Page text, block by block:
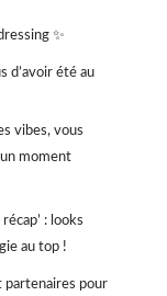
✨
d’avoir été au
vibes, vous
moment
: looks
au top !
partenaires pour